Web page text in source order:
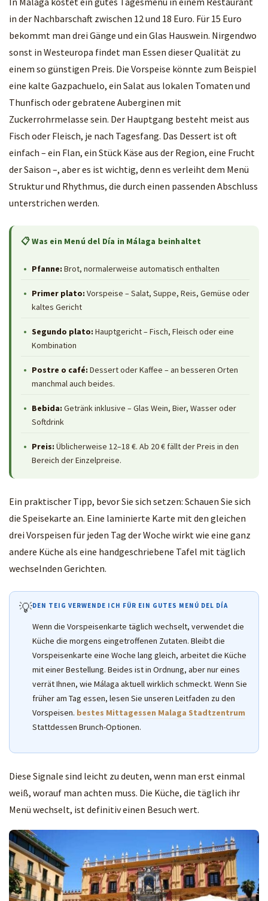
in der Nachbarschaft zwischen 12 und 18 Euro. Für 15 Euro
bekommt man drei Gänge und ein Glas Hauswein. Nirgendwo
sonst in Westeuropa findet man Essen dieser Qualität zu
einem so günstigen Preis. Die Vorspeise könnte zum Beispiel
eine kalte Gazpachuelo, ein Salat aus lokalen Tomaten und
Thunfisch oder gebratene Auberginen mit
Zuckerrohrmelasse sein. Der Hauptgang besteht meist aus
Fisch oder Fleisch, je nach Tagesfang. Das Dessert ist oft
einfach – ein Flan, ein Stück Käse aus der Region, eine Frucht
der Saison –, aber es ist wichtig, denn es verleiht dem Menü
Struktur und Rhythmus, die durch einen passenden Abschluss
unterstrichen werden.
📋 Was ein Menú del Día in Málaga beinhaltet
Pfanne: Brot, normalerweise automatisch enthalten
Primer plato: Vorspeise – Salat, Suppe, Reis, Gemüse oder
kaltes Gericht
Segundo plato: Hauptgericht – Fisch, Fleisch oder eine
Kombination
Postre o café: Dessert oder Kaffee – an besseren Orten
manchmal auch beides.
Bebida: Getränk inklusive – Glas Wein, Bier, Wasser oder
Softdrink
Preis: Üblicherweise 12–18 €. Ab 20 € fällt der Preis in den
Bereich der Einzelpreise.
Ein praktischer Tipp, bevor Sie sich setzen: Schauen Sie sich
die Speisekarte an. Eine laminierte Karte mit den gleichen
drei Vorspeisen für jeden Tag der Woche wirkt wie eine ganz
andere Küche als eine handgeschriebene Tafel mit täglich
wechselnden Gerichten.
💡DEN TEIG VERWENDE ICH FÜR EIN GUTES MENÚ DEL DÍA
Wenn die Vorspeisenkarte täglich wechselt, verwendet die
Küche die morgens eingetroffenen Zutaten. Bleibt die
Vorspeisenkarte eine Woche lang gleich, arbeitet die Küche
mit einer Bestellung. Beides ist in Ordnung, aber nur eines
verrät Ihnen, wie Málaga aktuell wirklich schmeckt. Wenn Sie
früher am Tag essen, lesen Sie unseren Leitfaden zu den
Vorspeisen. bestes Mittagessen Malaga Stadtzentrum
Stattdessen Brunch-Optionen.
Diese Signale sind leicht zu deuten, wenn man erst einmal
weiß, worauf man achten muss. Die Küche, die täglich ihr
Menü wechselt, ist definitiv einen Besuch wert.